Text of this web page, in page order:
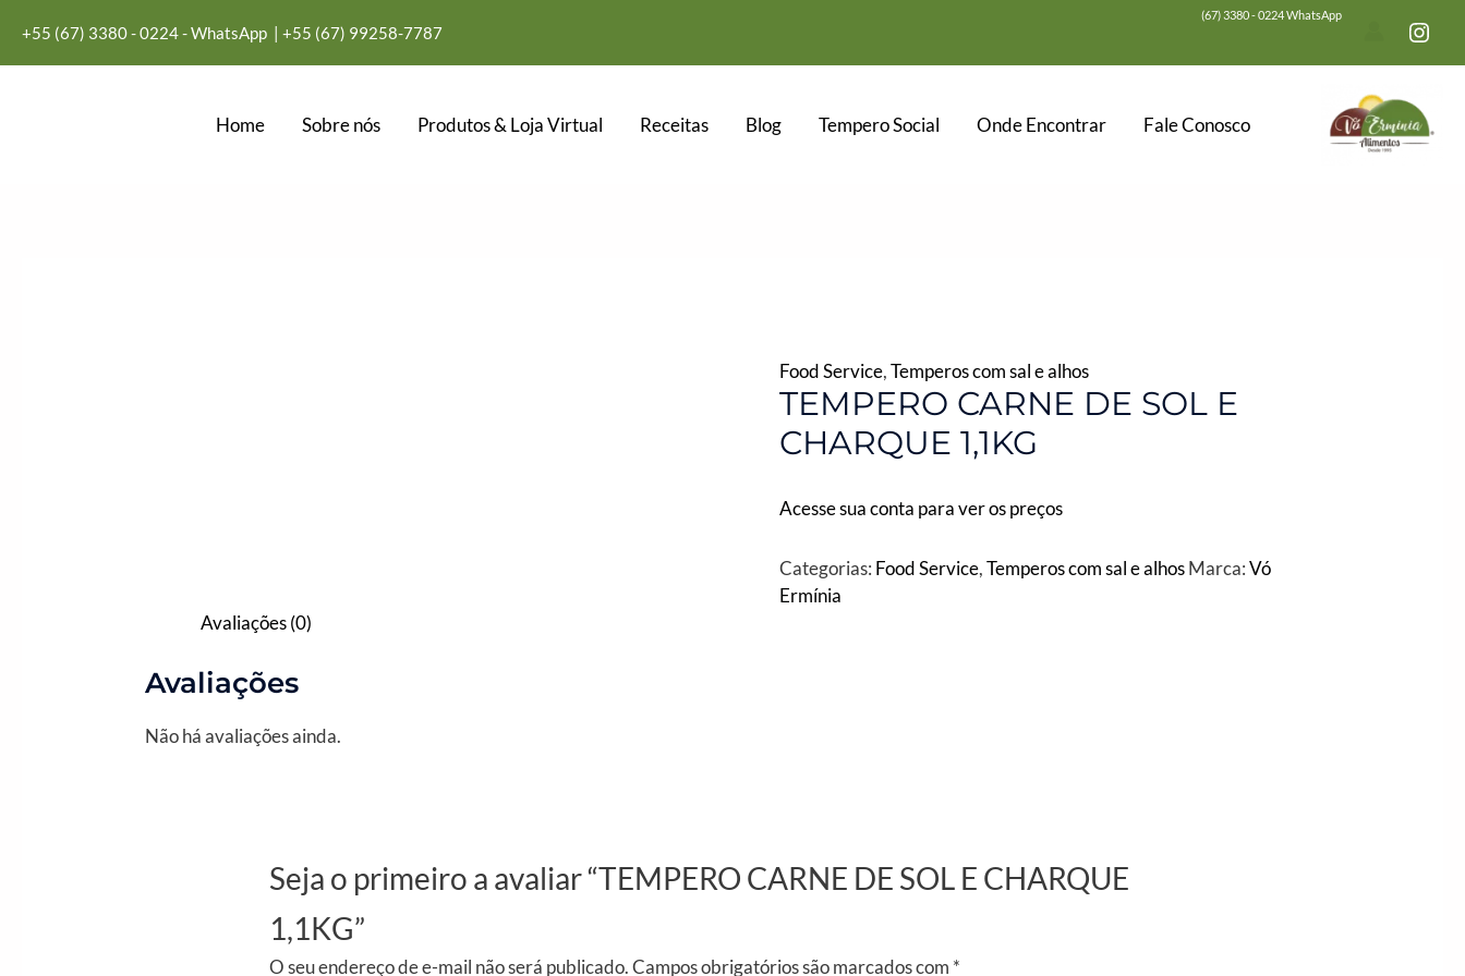
para
o
+55 (67) 3380 - 0224 - WhatsApp | +55 (67) 99258-7787
(67) 3380 - 0224 WhatsApp
Home Sobre nós Produtos & Loja Virtual Receitas Blog Tempero Social Onde Encontrar Fale Conosco
Food Service,Temperos com sal e alhos
TEMPERO CARNE DE SOL E
CHARQUE 1,1KG
Acesse sua conta para ver os preços
Categorias: Food Service,Temperos com sal e alhosMarca:Vó
Ermínia
Avaliações (0)
Avaliações
Não há avaliações ainda.
Seja o primeiro a avaliar “TEMPERO CARNE DE SOL E CHARQUE
1,1KG”
O seu endereço de e-mail não será publicado.Campos obrigatórios são marcados com *